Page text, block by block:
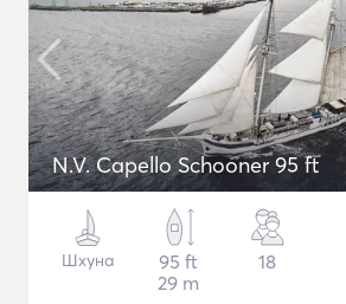
N.V. Capello Schooner 95 ft
Шхуна
95 ft
29 m
18